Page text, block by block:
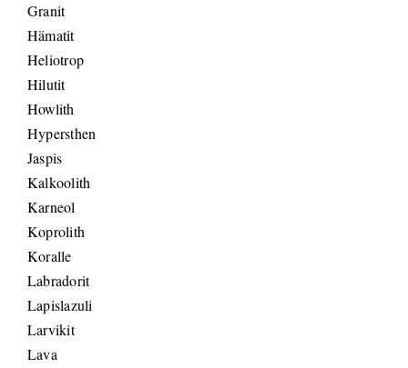
Granit
Hämatit
Heliotrop
Hilutit
Howlith
Hypersthen
Jaspis
Kalkoolith
Karneol
Koprolith
Koralle
Labradorit
Lapislazuli
Larvikit
Lava